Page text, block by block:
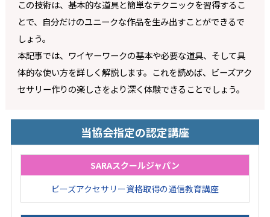
この技術は、基本的な道具と簡単なテクニックを習得するこ
とで、自分だけのユニークな作品を生み出すことができるで
しょう。
本記事では、ワイヤーワークの基本や必要な道具、そして具
体的な使い方を詳しく解説します。これを読めば、ビーズアク
セサリー作りの楽しさをより深く体験できることでしょう。
当協会指定の認定講座
SARAスクールジャパン
ビーズアクセサリー資格取得の通信教育講座